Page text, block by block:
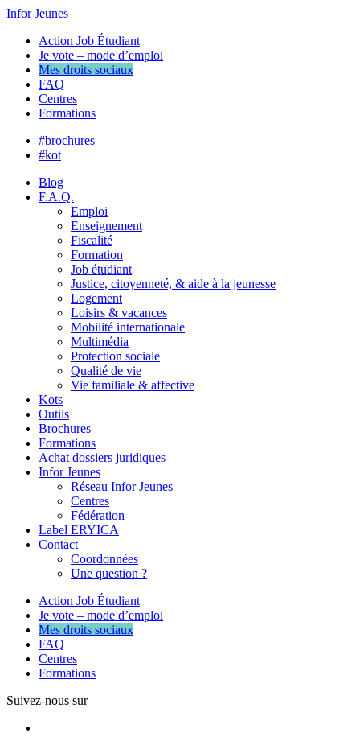
Infor Jeunes
Action Job Étudiant
Je vote – mode d’emploi
Mes droits sociaux
FAQ
Centres
Formations
#brochures
#kot
Blog
F.A.Q.
Emploi
Enseignement
Fiscalité
Formation
Job étudiant
Justice, citoyenneté, & aide à la jeunesse
Logement
Loisirs & vacances
Mobilité internationale
Multimédia
Protection sociale
Qualité de vie
Vie familiale & affective
Kots
Outils
Brochures
Formations
Achat dossiers juridiques
Infor Jeunes
Réseau Infor Jeunes
Centres
Fédération
Label ERYICA
Contact
Coordonnées
Une question ?
Action Job Étudiant
Je vote – mode d’emploi
Mes droits sociaux
FAQ
Centres
Formations
Suivez-nous sur